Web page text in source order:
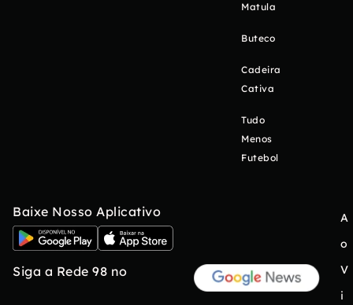
Matula
Buteco
Cadeira
Cativa
Tudo
Menos
Futebol
Baixe Nosso Aplicativo
Siga a Rede 98 no
A
o
V
i